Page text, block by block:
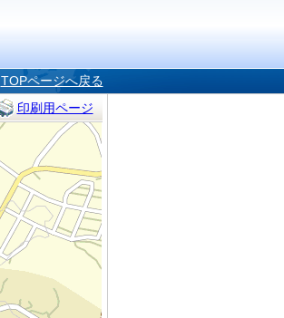
TOPページへ戻る
印刷用ページ